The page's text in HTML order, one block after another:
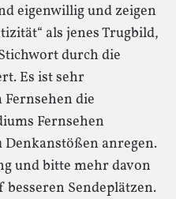
eigenwillig und zeigen
als jenes Trugbild,
durch die
Es ist sehr
die
Fernsehen
anregen.
und bitte mehr davon
Sendeplätzen.